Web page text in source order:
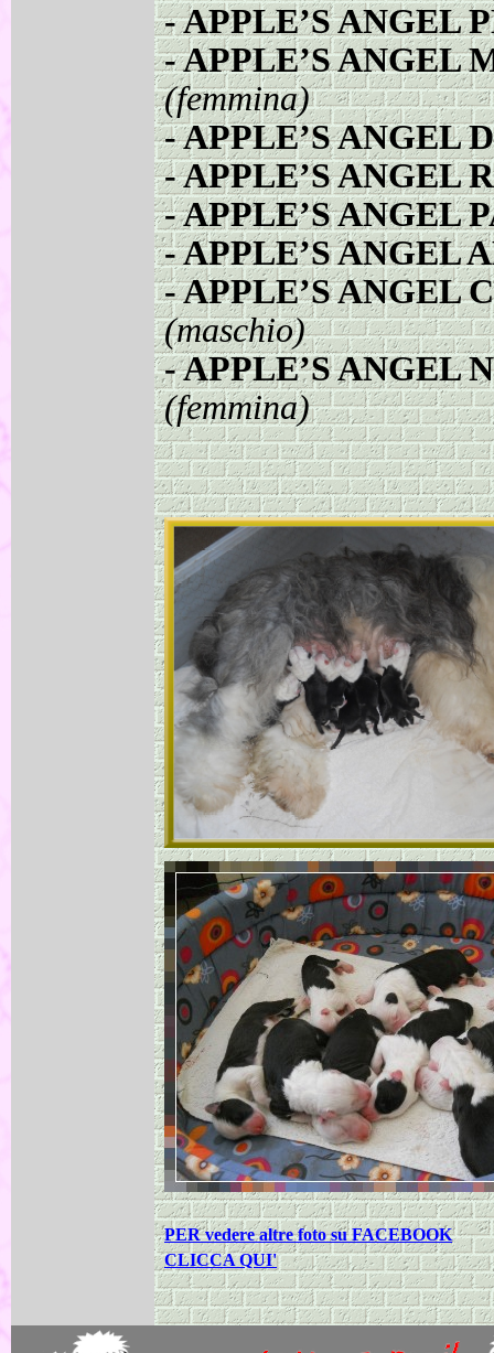
-APPLE’S ANGEL
-APPLE’S ANGEL
(femmina)
-APPLE’S ANGEL
-APPLE’S ANGEL
-APPLE’S ANGEL
-APPLE’S ANGEL
-APPLE’S ANGEL
(maschio)
-APPLE’S ANGEL
(femmina)
PER vedere altre foto su FACEBOOK
CLICCA QUI'